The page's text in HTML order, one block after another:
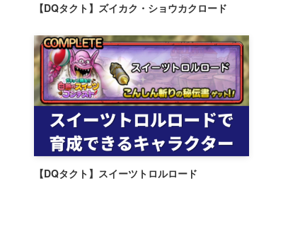
【DQタクト】ズイカク・ショウカクロード
【DQタクト】スイーツトロルロード